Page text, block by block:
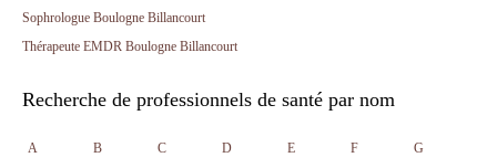
Sophrologue Boulogne Billancourt
Thérapeute EMDR Boulogne Billancourt
Recherche de professionnels de santé par nom
A B C D E F G